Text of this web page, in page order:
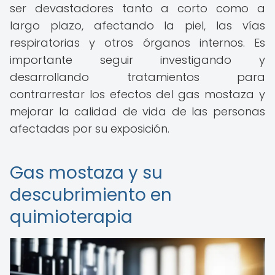
ser devastadores tanto a corto como a
largo plazo, afectando la piel, las vías
respiratorias y otros órganos internos. Es
importante seguir investigando y
desarrollando tratamientos para
contrarrestar los efectos del gas mostaza y
mejorar la calidad de vida de las personas
afectadas por su exposición.
Gas mostaza y su
descubrimiento en
quimioterapia